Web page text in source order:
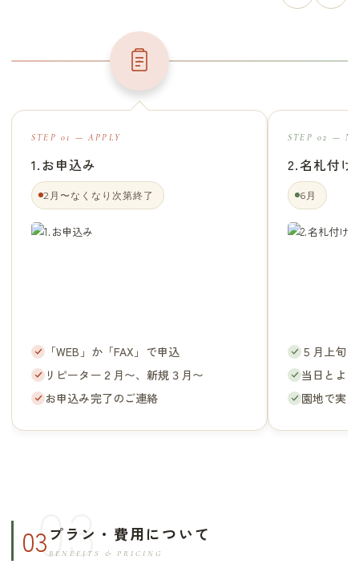
STEP 01 — APPLY
1.お申込み
2月〜なくなり次第終了
「WEB」か「FAX」で申込
リピーター２月〜、新規３月〜
お申込み完了のご連絡
STEP 02 —
2.名札付け
6月
５月上旬
当日とよ
園地で実
03プラン・費用について
BENEFITS & PRICING